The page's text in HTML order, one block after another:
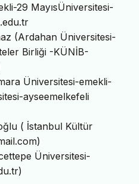
29 MayısÜniversitesi-
(Ardahan Üniversitesi-
Birliği -KÜNİB-
Üniversitesi-emekli-
ayseemelkefeli
( İstanbul Kültür
Üniversitesi-